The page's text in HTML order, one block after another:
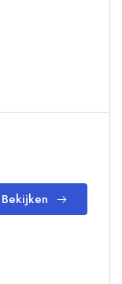
Bekijken